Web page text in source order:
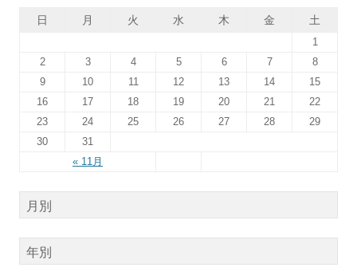
日 月 火 水 木 金 土
« 11月
1
2
3 4 5 6 7
8
9
10 11 12 13 14
15
16
17 18 19 20 21
22
23
24 25 26 27 28
29
30
31
月別
年別